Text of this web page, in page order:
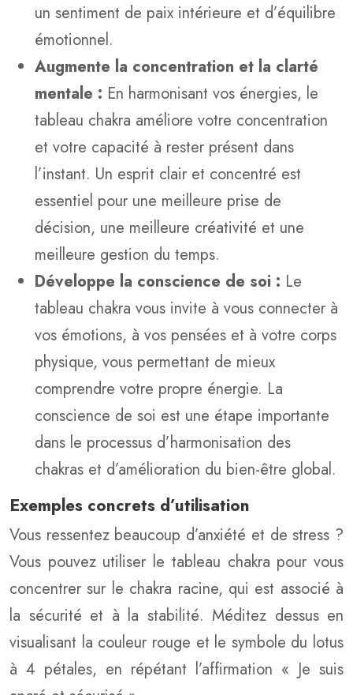
un sentiment de paix intérieure et d’équilibre
émotionnel.
Augmente la concentration et la clarté
mentale : En harmonisant vos énergies, le
tableau chakra améliore votre concentration
et votre capacité à rester présent dans
l’instant. Un esprit clair et concentré est
essentiel pour une meilleure prise de
décision, une meilleure créativité et une
meilleure gestion du temps.
Développe la conscience de soi : Le
tableau chakra vous invite à vous connecter à
vos émotions, à vos pensées et à votre corps
physique, vous permettant de mieux
comprendre votre propre énergie. La
conscience de soi est une étape importante
dans le processus d’harmonisation des
chakras et d’amélioration du bien-être global.
Exemples concrets d’utilisation
Vous ressentez beaucoup d’anxiété et de stress ?
Vous pouvez utiliser le tableau chakra pour vous
concentrer sur le chakra racine, qui est associé à
la sécurité et à la stabilité. Méditez dessus en
visualisant la couleur rouge et le symbole du lotus
à 4 pétales, en répétant l’affirmation « Je suis